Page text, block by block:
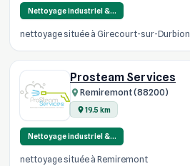
Nettoyage industriel &…
nettoyage située à Girecourt-sur-Durbion
Prosteam Services
Remiremont (88200)
19.5 km
Nettoyage industriel &…
nettoyage située à Remiremont